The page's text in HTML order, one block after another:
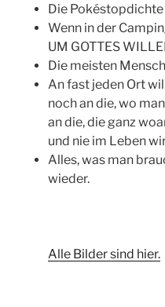
Die
Wenn in der
UM GOTTES
Die meisten
An fast jeden Ort
noch an die, wo
an die, die ganz
und nie im Leben
Alles, was man
wieder.
Alle Bilder sind hier.